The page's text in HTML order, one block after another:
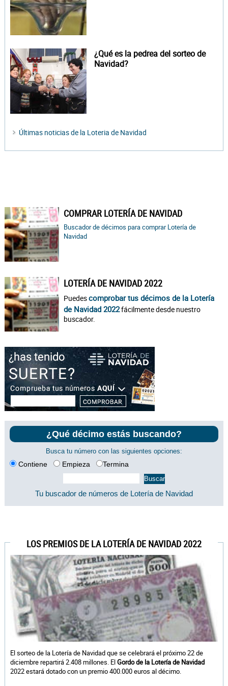
¿Qué es la pedrea del sorteo de
Navidad?
Últimas noticias de la Loteria de Navidad
COMPRAR LOTERÍA DE NAVIDAD
Buscador de décimos para comprar Lotería de
Navidad
LOTERÍA DE NAVIDAD 2022
Puedescomprobar tus décimos de la Lotería
de Navidad 2022fácilmente desde nuestro
buscador.
¿Qué décimo estás buscando?
Busca tu número con las siguientes opciones:
Contiene Empieza Termina
Tu buscador de números de Lotería de Navidad
LOS PREMIOS DE LA LOTERÍA DE NAVIDAD 2022
El sorteo de la Lotería de Navidad que se celebrará el próximo 22 de
diciembre repartirá 2.408 millones. ElGordo de la Lotería de Navidad
2022 estará dotado con un premio 400.000 euros al décimo.